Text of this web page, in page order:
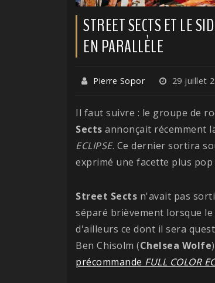
STREET SECTS ET LE
EN PARALLÈLE
Pierre Sopor 29 juillet
Il faut suivre : le groupe de
Sects annonçait récemment
ECLIPSE. Ce dernier sortira
exprimé une facette plus
Street Sects n'avait pas
séparé brièvement lorsque
d'ailleurs ce dont il sera
Ben Chisolm (Chelsea Wolfe
précommande FULL COLOR